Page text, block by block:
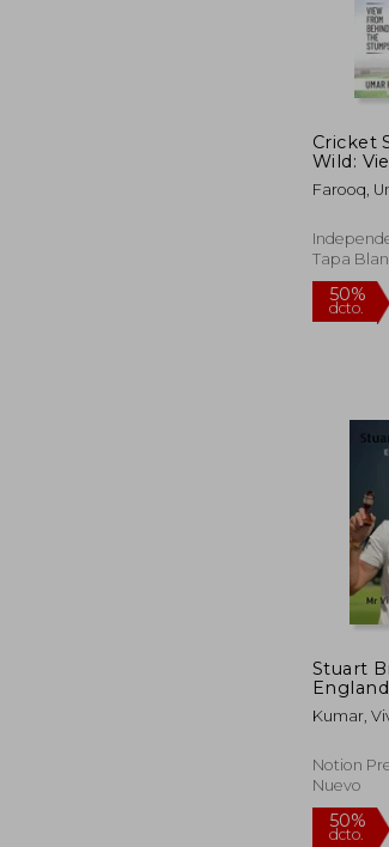
Cricket
Wild:
Behind
(en
Farooq,
Tapa
Stuart
Inglés)
Kumar,
Notion
Nuevo